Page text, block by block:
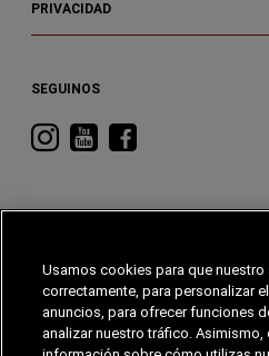
PRIVACIDAD
SEGUINOS
Visitá
Instagram
Visitá
YouTube
Visitá
Facebook
DODGE
Usamos cookies para que
correctamente, para personalizar
anuncios, para ofrecer funciones
analizar nuestro tráfico.